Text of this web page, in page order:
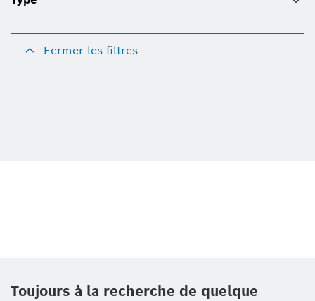
Fermer les filtres
Toujours à la recherche de quelque